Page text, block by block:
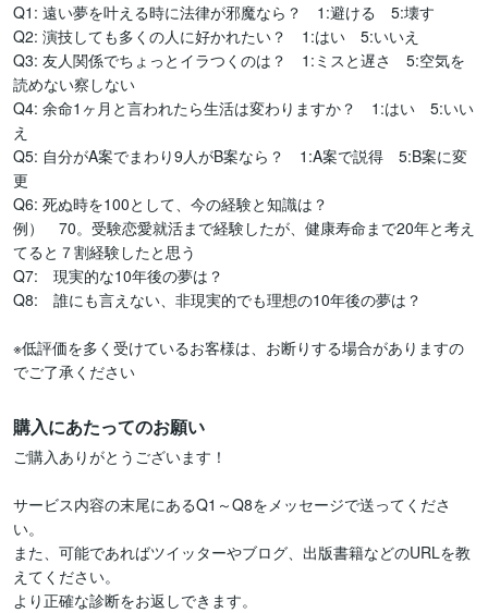
Q1: 遠い夢を叶える時に法律が邪魔なら？　1:避ける　5:壊す
Q2: 演技しても多くの人に好かれたい？　1:はい　5:いいえ
Q3: 友人関係でちょっとイラつくのは？　1:ミスと遅さ　5:空気を
読めない察しない
Q4: 余命1ヶ月と言われたら生活は変わりますか？　1:はい　5:いい
え
Q5: 自分がA案でまわり9人がB案なら？　1:A案で説得　5:B案に変
更
Q6: 死ぬ時を100として、今の経験と知識は？
例）　70。受験恋愛就活まで経験したが、健康寿命まで20年と考え
てると７割経験したと思う
Q7:　現実的な10年後の夢は？
Q8:　誰にも言えない、非現実的でも理想の10年後の夢は？
※低評価を多く受けているお客様は、お断りする場合がありますの
でご了承ください
購入にあたってのお願い
ご購入ありがとうございます！
サービス内容の末尾にあるQ1～Q8をメッセージで送ってくださ
い。
また、可能であればツイッターやブログ、出版書籍などのURLを教
えてください。
より正確な診断をお返しできます。